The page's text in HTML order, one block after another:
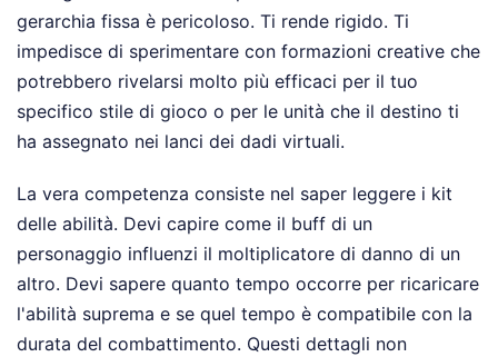
gerarchia fissa è pericoloso. Ti rende rigido. Ti
impedisce di sperimentare con formazioni creative che
potrebbero rivelarsi molto più efficaci per il tuo
specifico stile di gioco o per le unità che il destino ti
ha assegnato nei lanci dei dadi virtuali.
La vera competenza consiste nel saper leggere i kit
delle abilità. Devi capire come il buff di un
personaggio influenzi il moltiplicatore di danno di un
altro. Devi sapere quanto tempo occorre per ricaricare
l'abilità suprema e se quel tempo è compatibile con la
durata del combattimento. Questi dettagli non